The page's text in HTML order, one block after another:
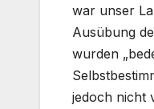
war unser
Ausübung
wurden
jedoch nicht